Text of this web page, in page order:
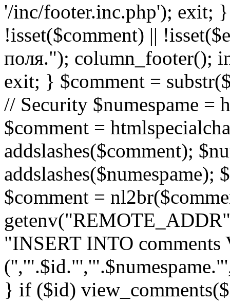
'/inc/footer.inc.php'); exit;
!isset($comment) ||
поля."); column_footer();
exit; } $comment =
// Security $numespame =
$comment =
addslashes($comment);
addslashes($numespame);
$comment =
"INSERT INTO comments
} if ($id)